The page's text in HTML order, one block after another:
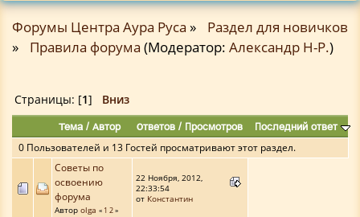
Форумы Центра Аура Руса »
Раздел для новичков
»
Правила форума (Модератор: Александр Н-Р.)
Страницы: [1] Вниз
Тема/ Автор Ответов / Просмотров Последний ответ
0 Пользователей и 13 Гостей просматривают этот раздел.
Советы по
освоению
форума
Автор olga « 1 2»
22 Ноября, 2012,
22:33:54
от Константин